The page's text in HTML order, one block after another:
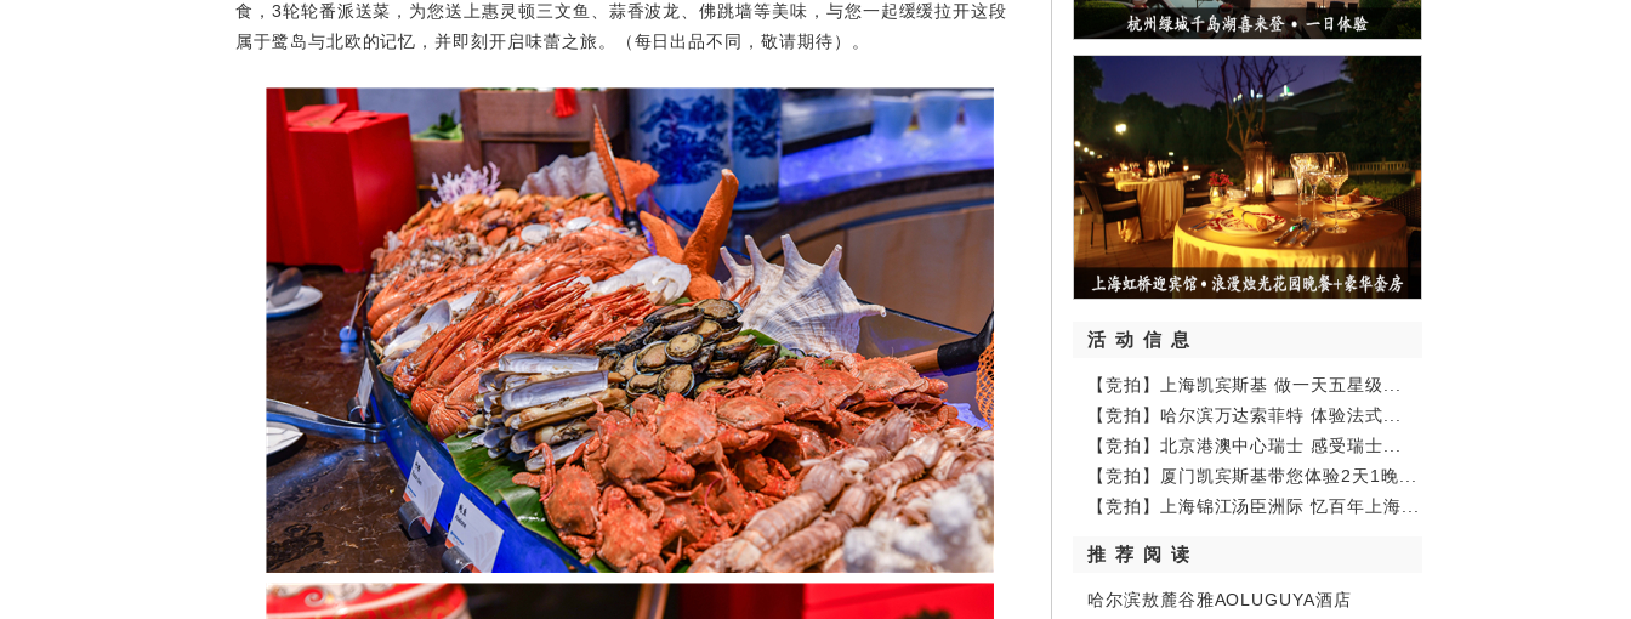
食，3轮轮番派送菜，为您送上惠灵顿三文鱼、蒜香波龙、佛跳墙等美味，与您一起缓缓拉开这段
属于鹭岛与北欧的记忆，并即刻开启味蕾之旅。（每日出品不同，敬请期待）。
活动信息
【竞拍】上海凯宾斯基 做一天五星级...
【竞拍】哈尔滨万达索菲特 体验法式...
【竞拍】北京港澳中心瑞士 感受瑞士...
【竞拍】厦门凯宾斯基带您体验2天1晚...
【竞拍】上海锦江汤臣洲际 忆百年上海...
推荐阅读
哈尔滨敖麓谷雅AOLUGUYA酒店